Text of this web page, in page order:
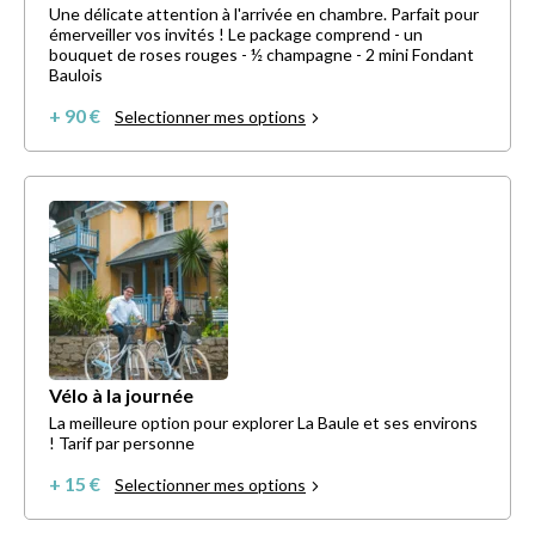
Une délicate attention à l'arrivée en chambre. Parfait pour
émerveiller vos invités ! Le package comprend - un
bouquet de roses rouges - ½ champagne - 2 mini Fondant
Baulois
+ 90 € Selectionner mes options
Vélo à la journée
La meilleure option pour explorer La Baule et ses environs
! Tarif par personne
+ 15 € Selectionner mes options